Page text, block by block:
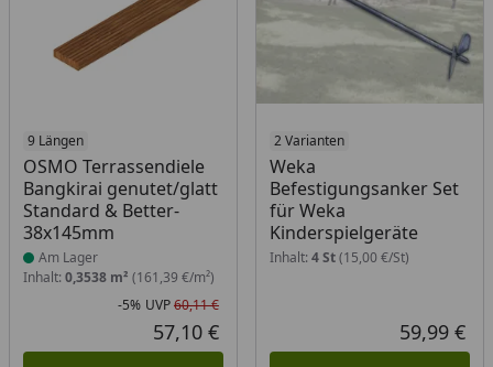
9 Längen
OSMO Terrassendiele
Bangkirai genutet/glatt
Standard & Better-
38x145mm
Produkt am Lager
Am Lager
Inhalt: 0,3538 m² (161,39 €/m²)
Rabatt in Prozent
-5%
Ursprünglicher Preis
UVP60,11 €
Aktueller Preis
57,10 €
2 Varianten
Weka
Befestigungsanker Set
für Weka
Kinderspielgeräte
Inhalt: 4 St(15,00 €/St)
59,99 €